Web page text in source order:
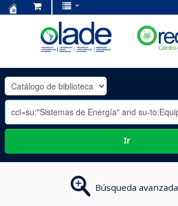
OLADE
-
Ir
Búsqueda avanzada